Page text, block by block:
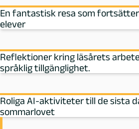
En fantastisk resa som
elever
Reflektioner kring läsårets
språklig tillgänglighet.
Roliga AI-aktiviteter till de sista
sommarlovet